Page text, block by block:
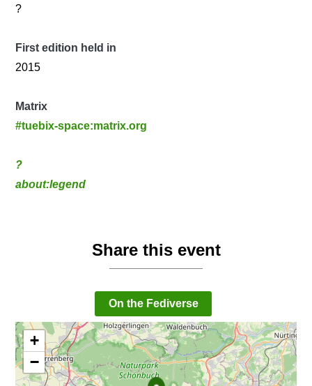
?
First edition held in
2015
Matrix
#tuebix-space:matrix.org
?
about:legend
Share this event
On the Fediverse
+
−